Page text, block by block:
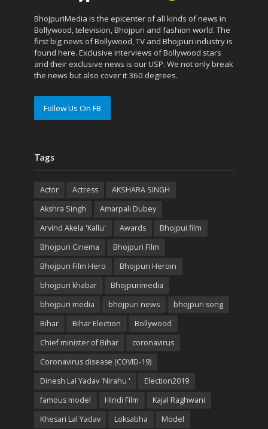
BhojpuriMedia is the epicenter of all kinds of news in
Bollywood, television, Bhojpuri and fashion world. The
first big news of Bollywood, TV and Bhojpuri industry is
found here. Exclusive interviews of Bollywood stars
and their exclusive news is our USP. We not only break
the news but also cover it 360 degrees.
Follow Us On FB
Tags
Actor Actress
AKSHARA SINGH
Akshra Singh
Amarpali Dubey
Arvind Akela 'Kallu'
Awards
Bhojpui film
Bhojpuri Cinema
Bhojpuri Film
Bhojpuri Film Hero
Bhojpuri Heroin
bhojpuri khabar
Bhojpurimedia
bhojpuri media
bhojpuri news
bhojpuri song
Bihar
Bihar Election
Bollywood
Chief minister of Bihar
coronavirus
Coronavirus disease (COVID-19)
Dinesh Lal Yadav 'Nirahu '
Election2019
famous model
Hindi Film
Kajal Raghwani
Khesari Lal Yadav
Loksabha Model